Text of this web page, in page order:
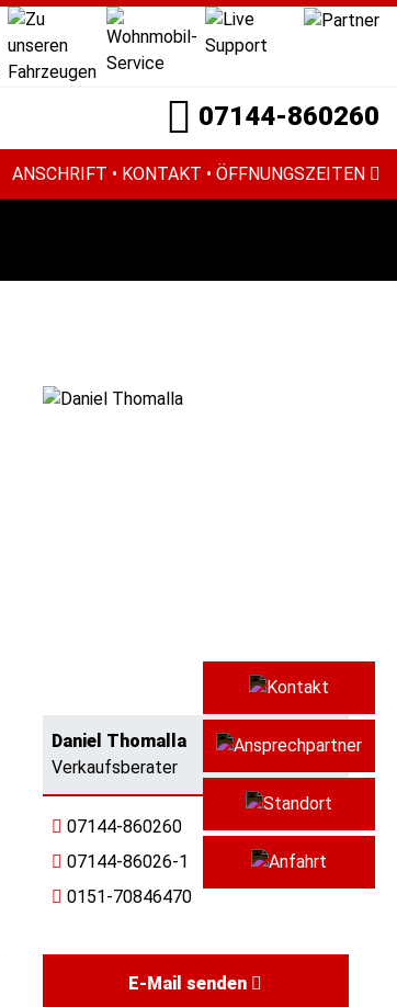
07144-860260
ANSCHRIFT • KONTAKT • ÖFFNUNGSZEITEN
Daniel Thomalla
Verkaufsberater
07144-860260
07144-86026-1
0151-70846470
E-Mail senden